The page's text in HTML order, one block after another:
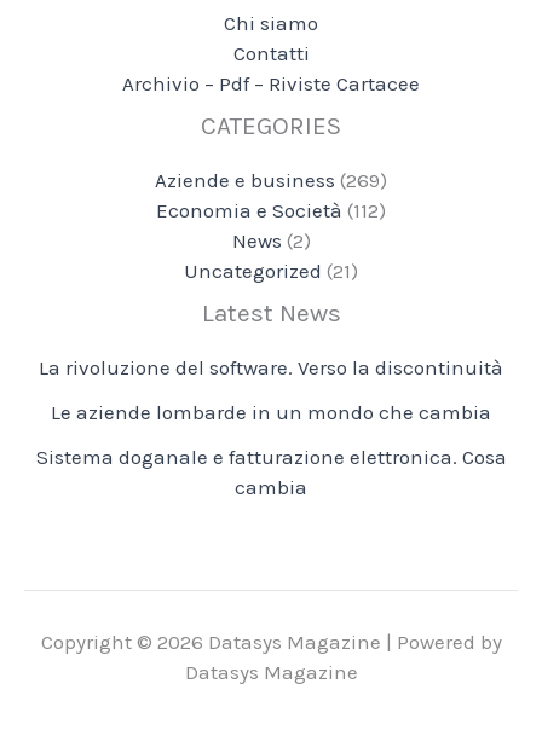
Chi siamo
Contatti
Archivio – Pdf – Riviste Cartacee
CATEGORIES
Aziende e business (269)
Economia e Società (112)
News (2)
Uncategorized (21)
Latest News
La rivoluzione del software. Verso la discontinuità
Le aziende lombarde in un mondo che cambia
Sistema doganale e fatturazione elettronica. Cosa
cambia
Copyright © 2026 Datasys Magazine | Powered by
Datasys Magazine